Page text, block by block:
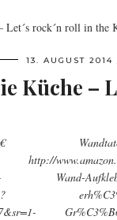
Let´s rock´n roll in the
13. AUGUST 2014
Küche –
http://
Wand-